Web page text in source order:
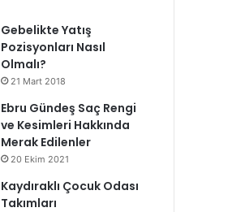
Gebelikte Yatış
Pozisyonları Nasıl
Olmalı?
21 Mart 2018
Ebru Gündeş Saç Rengi
ve Kesimleri Hakkında
Merak Edilenler
20 Ekim 2021
Kaydıraklı Çocuk Odası
Takımları